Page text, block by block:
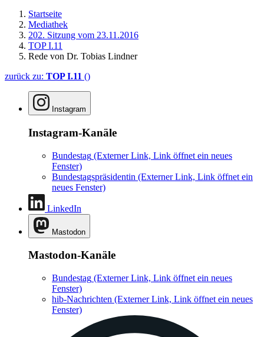
Startseite
Mediathek
202. Sitzung vom 23.11.2016
TOP I.11
Rede von Dr. Tobias Lindner
zurück zu: TOP I.11 ()
Instagram
Instagram-Kanäle
Bundestag (Externer Link, Link öffnet ein neues
Fenster)
Bundestagspräsidentin (Externer Link, Link öffnet ein
neues Fenster)
LinkedIn
Mastodon
Mastodon-Kanäle
Bundestag (Externer Link, Link öffnet ein neues
Fenster)
hib-Nachrichten (Externer Link, Link öffnet ein neues
Fenster)